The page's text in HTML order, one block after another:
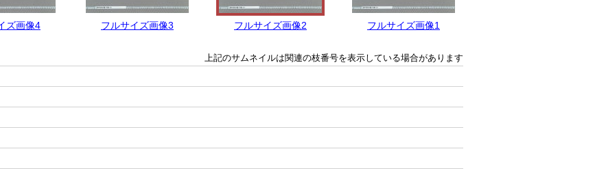
ズ画像4 フルサイズ画像3 フルサイズ画像2 フルサイズ画像1
上記のサムネイルは関連の枝番号を表示している場合があります